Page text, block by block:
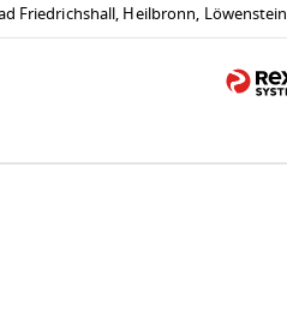
Friedrichshall, Heilbronn, Löwenstein